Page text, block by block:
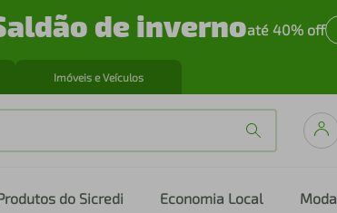
de invernoaté 40% off
Imóveis e Veículos
do Sicredi Economia Local Moda